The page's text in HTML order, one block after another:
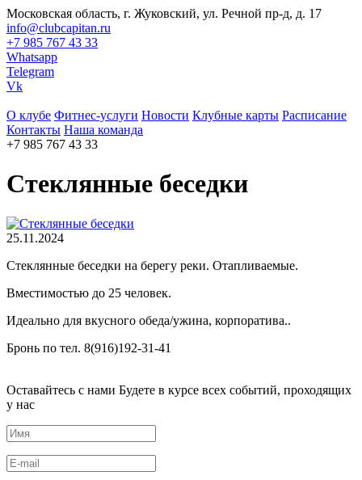
Московская область, г. Жуковский, ул. Речной пр-д, д. 17
info@clubcapitan.ru
+7 985 767 43 33
Whatsapp
Telegram
Vk
О клубе Фитнес-услуги Новости Клубные карты Расписание
Контакты Наша команда
+7 985 767 43 33
Стеклянные беседки
25.11.2024
Стеклянные беседки на берегу реки. Отапливаемые.
Вместимостью до 25 человек.
Идеально для вкусного обеда/ужина, корпоратива..
Бронь по тел. 8(916)192-31-41
Оставайтесь с нами Будете в курсе всех событий, проходящих
у нас